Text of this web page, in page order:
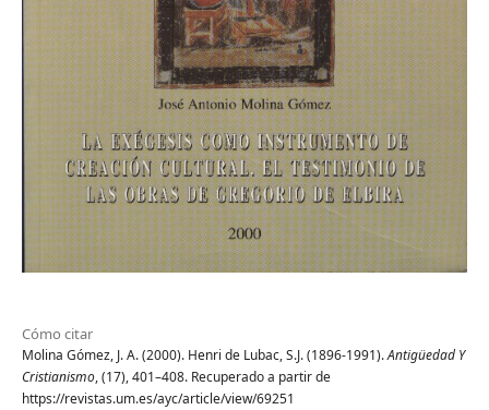
Cómo citar
Molina Gómez, J. A. (2000). Henri de Lubac, S.J. (1896-1991).Antigüedad Y
Cristianismo, (17), 401–408. Recuperado a partir de
https://revistas.um.es/ayc/article/view/69251